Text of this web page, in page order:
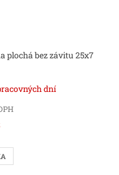
plochá bez závitu 25x7
dní